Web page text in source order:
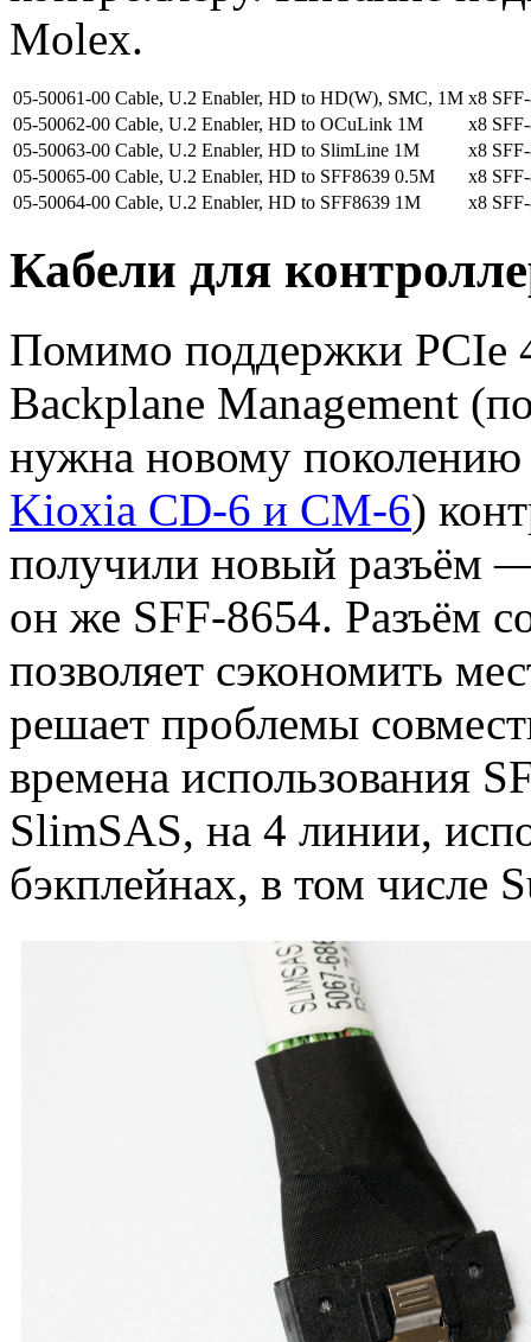
Molex.
05-50061-00 Cable, U.2 Enabler, HD to HD(W), SMC, 1M x8
05-50062-00 Cable, U.2 Enabler, HD to OCuLink 1M
x8
05-50063-00 Cable, U.2 Enabler, HD to SlimLine 1M
x8
05-50065-00 Cable, U.2 Enabler, HD to SFF8639 0.5M
x8
05-50064-00 Cable, U.2 Enabler, HD to SFF8639 1M x8
Кабели для
Помимо поддержки PCIe
Backplane Management
нужна новому
Kioxia CD-6 и CM-6)
получили новый разъём
он же SFF-8654. Разъём
позволяет сэкономить
решает проблемы
времена использования
SlimSAS, на 4 линии,
бэкплейнах, в том числе